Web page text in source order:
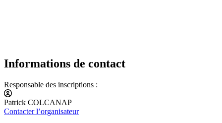
Informations de contact
Responsable des inscriptions :
Patrick COLCANAP
Contacter l’organisateur